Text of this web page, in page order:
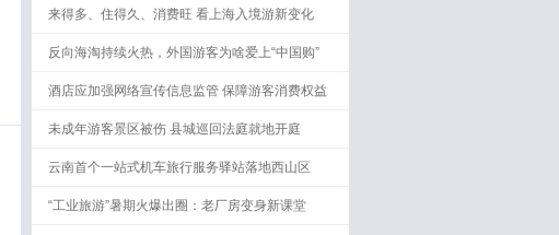
来得多、住得久、消费旺 看上海入境游新变化
反向海淘持续火热，外国游客为啥爱上“中国购”
酒店应加强网络宣传信息监管 保障游客消费权益
未成年游客景区被伤 县城巡回法庭就地开庭
云南首个一站式机车旅行服务驿站落地西山区
“工业旅游”暑期火爆出圈：老厂房变身新课堂